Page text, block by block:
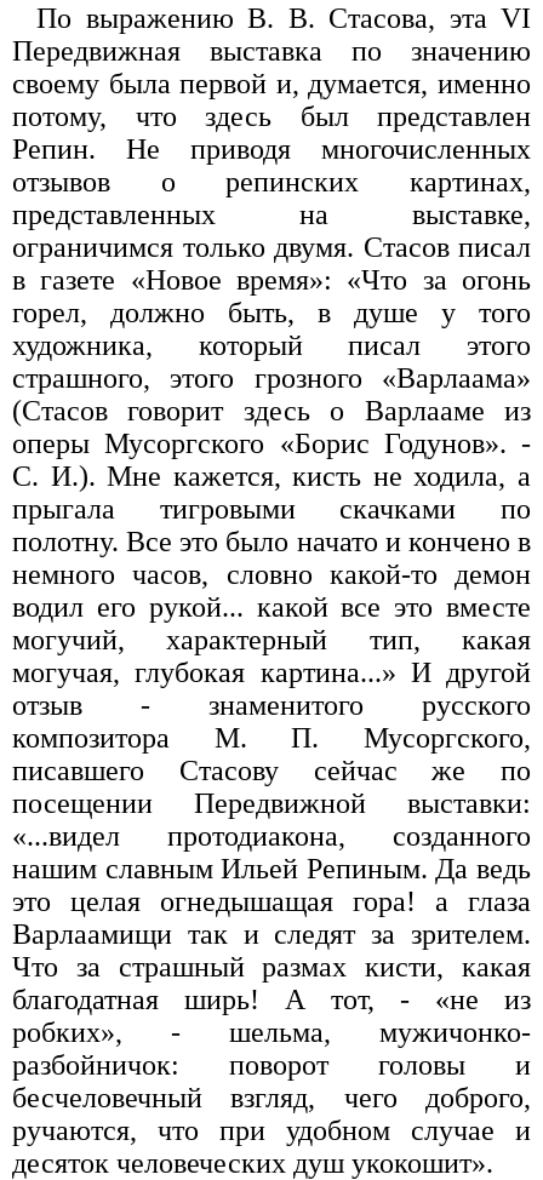
По выражению В. В. Стасова, эта VI
Передвижная выставка по значению
своему была первой и, думается, именно
потому, что здесь был представлен
Репин. Не приводя многочисленных
отзывов о репинских картинах,
представленных на выставке,
ограничимся только двумя. Стасов писал
в газете «Новое время»: «Что за огонь
горел, должно быть, в душе у того
художника, который писал этого
страшного, этого грозного «Варлаама»
(Стасов говорит здесь о Варлааме из
оперы Мусоргского «Борис Годунов». -
С. И.). Мне кажется, кисть не ходила, а
прыгала тигровыми скачками по
полотну. Все это было начато и кончено в
немного часов, словно какой-то демон
водил его рукой... какой все это вместе
могучий, характерный тип, какая
могучая, глубокая картина...» И другой
отзыв - знаменитого русского
композитора М. П. Мусоргского,
писавшего Стасову сейчас же по
посещении Передвижной выставки:
«...видел протодиакона, созданного
нашим славным Ильей Репиным. Да ведь
это целая огнедышащая гора! а глаза
Варлаамищи так и следят за зрителем.
Что за страшный размах кисти, какая
благодатная ширь! А тот, - «не из
робких», - шельма, мужичонко-
разбойничок: поворот головы и
бесчеловечный взгляд, чего доброго,
ручаются, что при удобном случае и
десяток человеческих душ укокошит».